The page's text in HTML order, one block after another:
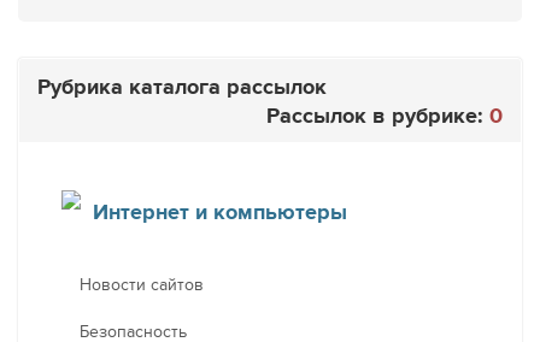
Рубрика каталога рассылок
Рассылок в рубрике: 0
Интернет и компьютеры
Новости сайтов
Безопасность